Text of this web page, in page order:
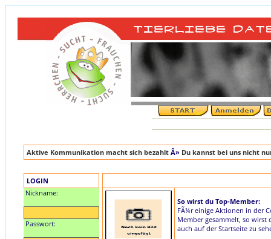
Aktive Kommunikation macht sich bezahlt Â» Du kannst bei uns nicht
LOGIN
Nickname:
Passwort:
So wirst du Top-Member:
FÃ¼r einige Aktionen in der
Member gesammelt, so wirst
auch auf der Startseite zu